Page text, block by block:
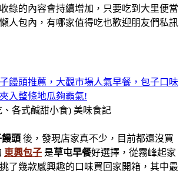
錄的內容會持續增加，只要吃到大里便當
人包內，有哪家值得吃也歡迎朋友們私訊
饅頭推薦，大觀市場人氣早餐，包子口味
入整條地瓜夠霸氣!
各式鹹甜小食) 美味食記
頭 後，發現店家真不少，目前都還沒買
東興包子 是草屯早餐好選擇，從霧峰起家
了幾款感興趣的口味買回家開箱，其中最